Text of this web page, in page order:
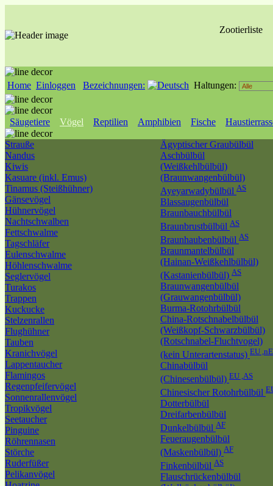
Zootierliste
Home Einloggen Bezeichnungen: Haltungen:
Säugetiere Vögel Reptilien Amphibien Fische
Strauße
Nandus
Kiwis
Kasuare (inkl. Emus)
Tinamus (Steißhühner)
Gänsevögel
Hühnervögel
Nachtschwalben
Fettschwalme
Tagschläfer
Eulenschwalme
Höhlenschwalme
Seglervögel
Turakos
Trappen
Kuckucke
Stelzenrallen
Flughühner
Tauben
Kranichvögel
Lappentaucher
Flamingos
Regenpfeifervögel
Sonnenrallenvögel
Tropikvögel
Seetaucher
Pinguine
Röhrennasen
Störche
Ruderfüßer
Pelikanvögel
Ägyptischer Graubülbül
Aschbülbül
(Weißkehlbülbül)
(Braunwangenbülbül)
Ayeyarwadybülbül AS
Blassaugenbülbül
Braunbauchbülbül
Braunbrustbülbül AS
Braunhaubenbülbül AS
Braunmantelbülbül
(Hainan-Weißkehlbülbül)
(Kastanienbülbül) AS
Braunwangenbülbül
(Grauwangenbülbül)
Burma-Rotohrbülbül
China-Rotschnabelbülbül
(Weißkopf-Schwarzbülbül)
(Rotschnabel-Fluchtvogel)
(kein Unterartenstatus) EU
Chinabülbül
(Chinesenbülbül) EU ,AS
Chinesischer Rotohrbülbül
Dotterbülbül
Dreifarbenbülbül
Dunkelbülbül AF
Feueraugenbülbül
(Maskenbülbül) AF
Finkenbülbül AS
Flauschrückenbülbül